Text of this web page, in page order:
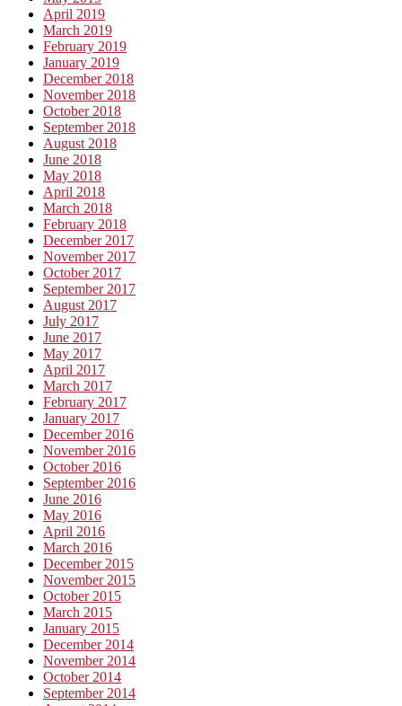
April 2019
March 2019
February 2019
January 2019
December 2018
November 2018
October 2018
September 2018
August 2018
June 2018
May 2018
April 2018
March 2018
February 2018
December 2017
November 2017
October 2017
September 2017
August 2017
July 2017
June 2017
May 2017
April 2017
March 2017
February 2017
January 2017
December 2016
November 2016
October 2016
September 2016
June 2016
May 2016
April 2016
March 2016
December 2015
November 2015
October 2015
March 2015
January 2015
December 2014
November 2014
October 2014
September 2014